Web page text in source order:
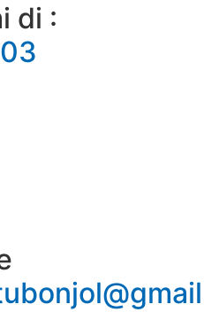
di :